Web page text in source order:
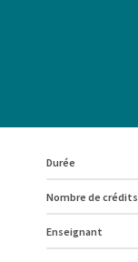
Durée
Nombre de crédits
Enseignant